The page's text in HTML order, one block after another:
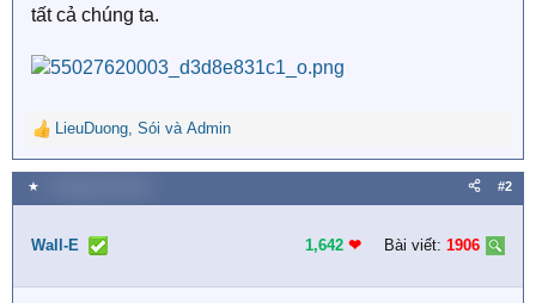
tất cả chúng ta.
R
e
a
c
i
n
LieuDuong, Sói và Admin
★ #2
Wall-E 1,642 ❤︎ Bài viết: 1906